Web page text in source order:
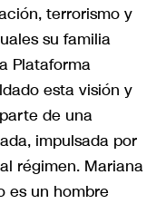
terrorismo y
su familia
Plataforma
esta visión y
de una
impulsada por
régimen. Mariana
es un hombre